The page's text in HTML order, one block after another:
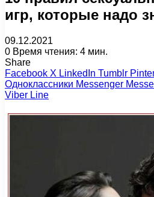
игр, которые надо
09.12.2021
0 Время чтения: 4 мин.
Share
Facebook X LinkedIn Tumblr
Одноклассники Messenger
Viber Line